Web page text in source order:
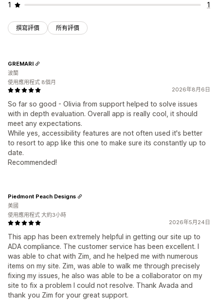
1
1
撰寫評價 所有評價
2026年8月6日
So far so good - Olivia from support helped to solve issues
with in depth evaluation. Overall app is really cool, it should
meet any expectations.
While yes, accessibility features are not often used it's better
to resort to app like this one to make sure its constantly up to
date.
Recommended!
GREMARI
波蘭
使用應用程式 8個月
2026年5月24日
This app has been extremely helpful in getting our site up to
ADA compliance. The customer service has been excellent. I
was able to chat with Zim, and he helped me with numerous
items on my site. Zim, was able to walk me through precisely
fixing my issues, he also was able to be a collaborator on my
site to fix a problem I could not resolve. Thank Avada and
thank you Zim for your great support.
Piedmont Peach Designs
美國
使用應用程式 大約3小時